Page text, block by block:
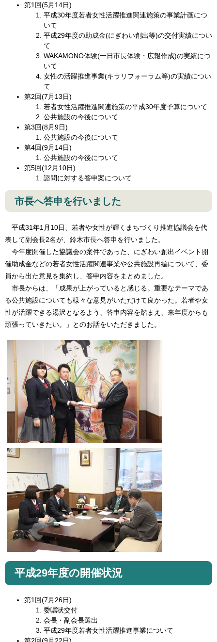
第1回(5月14日)
平成30年度若者女性活躍推進関連施策の事業計画につ
いて
平成29年度の助成金(にぎわい創出等)の交付実績につい
て
WAKAMONO体験(一日市長体験・広報作成)の実績につ
いて
女性の活躍推進事業(キラリフォーラム等)の実績につい
て
第2回(7月13日)
若者女性活躍推進関連施策の平成30年度予算について
公共施設の今後について
第3回(8月9日)
公共施設の今後について
第4回(9月14日)
公共施設の今後について
第5回(12月10日)
諮問に対する答申案について
市長へ答申を行いました
平成31年1月10日、若者や女性が輝くまちづくり推進協議会を代
表して副会長2名が、鈴木市長へ答申を行いました。
今年度開催した協議会の案件であった、にぎわい創出イベント開
催助成金などの若者女性活躍関連事業や公共施設再編について、委
員から出た意見を集約し、答申内容をまとめました。
市長からは、「成果が上がっていると感じる。重要なテーマであ
る公共施設についても様々な意見がいただけて良かった。若者や女
性が活躍できる湯沢となるよう、答申内容を踏まえ、来年度からも
頑張っていきたい。」とのお話をいただきました。
平成29年度の開催状況
第1回(7月26日)
委嘱状交付
会長・副会長選出
平成29年度若者女性活躍推進事業について
第2回(9月22日)